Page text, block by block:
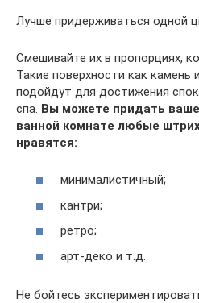
Лучше придерживаться одной
Смешивайте их в пропорциях,
Такие поверхности как камень
подойдут для достижения
спа. Вы можете придать
ванной комнате любые
нравятся:
минималистичный;
кантри;
ретро;
арт-деко и т.д.
Не бойтесь